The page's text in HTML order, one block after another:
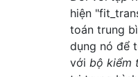
hiện
toán trung
dụng nó để
với bộ kiểm